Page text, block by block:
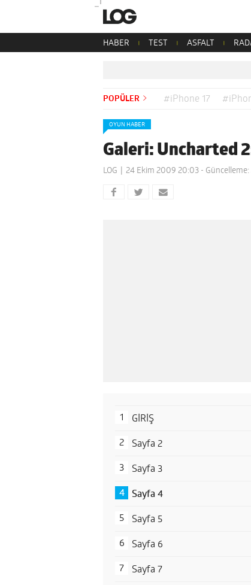
HABER TEST ASFALT
POPÜLER #iPhone 17
OYUN HABER
Galeri: Uncharted
LOG 24 Ekim 2009 20:03 -
GİRİŞ
Sayfa 2
Sayfa 3
Sayfa 4
Sayfa 5
Sayfa 6
Sayfa 7